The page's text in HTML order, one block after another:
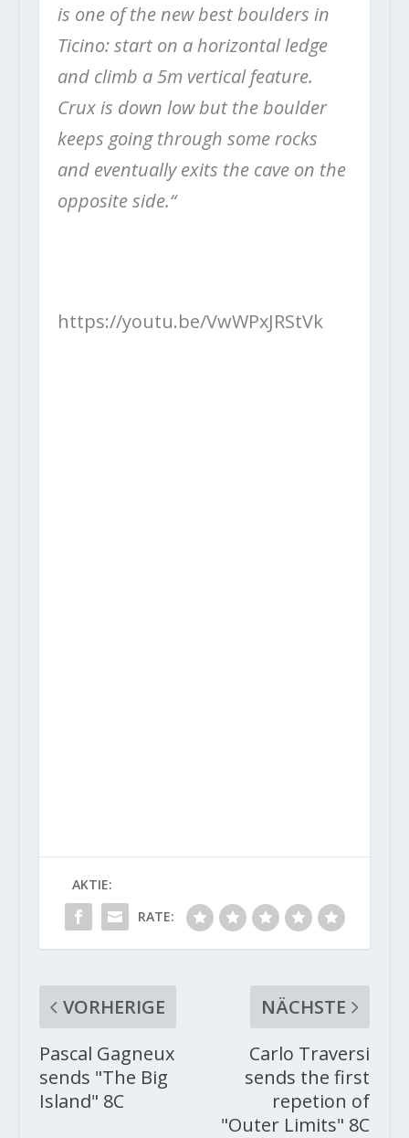
is one of the new best boulders in
Ticino: start on a horizontal ledge
and climb a 5m vertical feature.
Crux is down low but the boulder
keeps going through some rocks
and eventually exits the cave on the
opposite side.“
https://youtu.be/VwWPxJRStVk
AKTIE:
RATE:
VORHERIGE
Pascal Gagneux
sends "The Big
Island" 8C
NÄCHSTE
Carlo Traversi
sends the first
repetion of
"Outer Limits" 8C